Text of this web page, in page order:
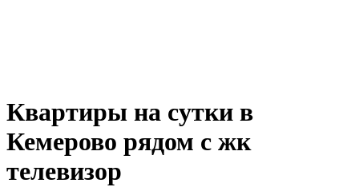
Квартиры на сутки в
Кемерово рядом с жк
телевизор